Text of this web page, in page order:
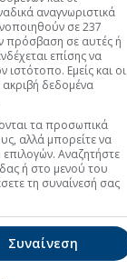
αναγνωριστικά
σε 237
πρόσβαση σε αυτές ή
επίσης να
Εμείς και οι
δεδομένα
τα προσωπικά
αλλά μπορείτε να
Αναζητήστε
ή στο μενού του
τη συναίνεσή σας
Συναίνεση